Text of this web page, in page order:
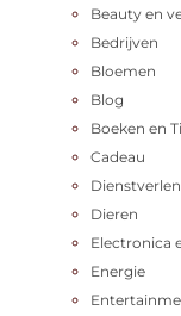
Beauty en
Bedrijven
Bloemen
Blog
Boeken en
Cadeau
Dieren
Electronica
Energie